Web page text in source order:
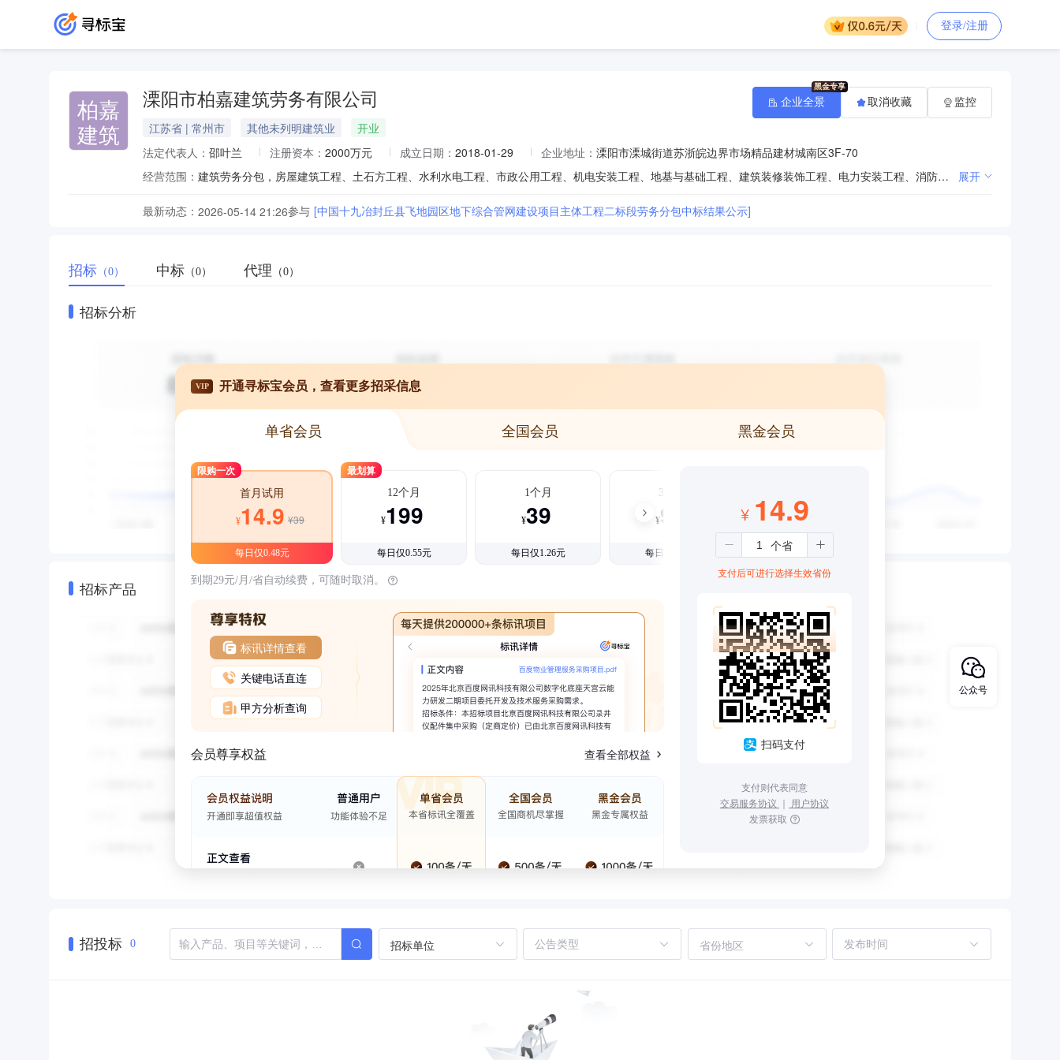
登录/注册
柏嘉
建筑
溧阳市柏嘉建筑劳务有限公司
江苏省 | 常州市 其他未列明建筑业
开业
法定代表人： 邵叶兰 注册资本： 2000万元 成立日期： 2018-01-29 企业地址： 溧阳市溧城街道苏浙皖边界市场精品建材城南区3F-70
经营范围：
建筑劳务分包，房屋建筑工程、土石方工程、水利水电工程、市政公用工程、机电安装工程、地基与基础工程、建筑装修装饰工程、电力安装工程、消防工程、弱电工程、景观绿化工程、环保工程、照明工程、金属门窗工程、建筑幕墙工程、拆房工程的施工，钢结构制作、安装，起重机械安装、维修、保养，物业管理，保洁服务，建材、钢材、装饰材料、金属材料、电线电缆、水暖器材的销售；机械及设备的租赁。（依法须经批准的项目，经相关部门批准后方可开展经营活动） 展开
最新动态： 2026-05-14 21:26参与 [中国十九冶封丘县飞地园区地下综合管网建设项目主体工程二标段劳务分包中标结果公示]
企业全景 取消收藏 监控
招标 （0） 中标 （0） 代理 （0）
招标分析
招标产品
VIP 开通寻标宝会员，查看更多招采信息
单省会员 全国会员 黑金会员
限购一次
首月试用
¥14.9 ¥39
每日仅0.48元
最划算
12个月
¥199
每日仅0.55元
1个月
¥39
每日仅1.26元
3个月
¥99
每日仅1.08元
到期29元/月/省自动续费，可随时取消。
标讯详情查看
关键电话直连
甲方分析查询
会员尊享权益 查看全部权益
¥ 14.9
支付后可进行选择生效省份
扫码支付
支付则代表同意
交易服务协议 ｜ 用户协议
发票获取
招投标 0 招标单位 省份地区
公众号